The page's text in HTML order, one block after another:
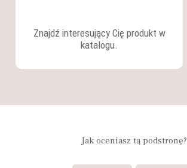
Znajdź interesujący Cię produkt w
katalogu.
Jak oceniasz tą podstronę?